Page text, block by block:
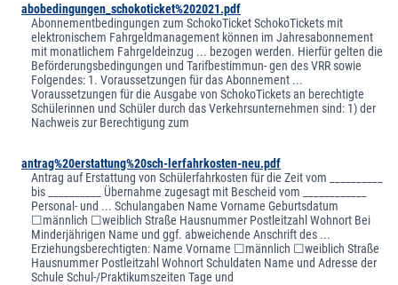
abobedingungen_schokoticket%202021.pdf
Abonnementbedingungen zum SchokoTicket SchokoTickets mit
elektronischem Fahrgeldmanagement können im Jahresabonnement
mit monatlichem Fahrgeldeinzug ... bezogen werden. Hierfür gelten die
Beförderungsbedingungen und Tarifbestimmun- gen des VRR sowie
Folgendes: 1. Voraussetzungen für das Abonnement ...
Voraussetzungen für die Ausgabe von SchokoTickets an berechtigte
Schülerinnen und Schüler durch das Verkehrsunternehmen sind: 1) der
Nachweis zur Berechtigung zum
antrag%20erstattung%20sch-lerfahrkosten-neu.pdf
Antrag auf Erstattung von Schülerfahrkosten für die Zeit vom __________
bis __________ Übernahme zugesagt mit Bescheid vom ____________
Personal- und ... Schulangaben Name Vorname Geburtsdatum
☐männlich ☐weiblich Straße Hausnummer Postleitzahl Wohnort Bei
Minderjährigen Name und ggf. abweichende Anschrift des ...
Erziehungsberechtigten: Name Vorname ☐männlich ☐weiblich Straße
Hausnummer Postleitzahl Wohnort Schuldaten Name und Adresse der
Schule Schul-/Praktikumszeiten Tage und